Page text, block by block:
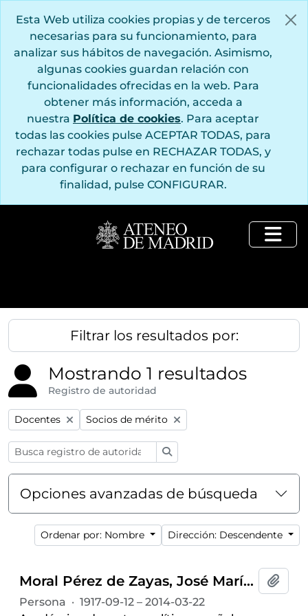
Esta Web utiliza cookies propias y de terceros
necesarias para su funcionamiento, para
analizar sus hábitos de navegación. Asimismo,
algunas cookies guardan relación con
funcionalidades ofrecidas en la web. Para
obtener más información, acceda a
nuestra Política de cookies. Para aceptar
todas las cookies pulse ACEPTAR TODAS, para
rechazar todas pulse en RECHAZAR TODAS, y
para configurar o rechazar en función de su
finalidad, pulse CONFIGURAR.
Filtrar los resultados por:
Mostrando 1 resultados
Registro de autoridad
Remove filter:
Docentes Remove filter:
Socios de mérito
Opciones avanzadas de búsqueda
Ordenar por: Nombre Dirección: Descendente
Moral Pérez de Zayas, José María del (1917-2014)
Persona · 1917-09-12 – 2014-03-22